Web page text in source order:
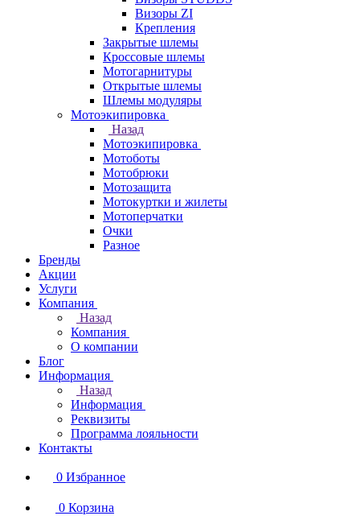
Визоры ZI
Крепления
Закрытые шлемы
Кроссовые шлемы
Мотогарнитуры
Открытые шлемы
Шлемы модуляры
Мотоэкипировка
Назад
Мотоэкипировка
Мотоботы
Мотобрюки
Мотозащита
Мотокуртки и жилеты
Мотоперчатки
Очки
Разное
Бренды
Акции
Услуги
Компания
Назад
Компания
О компании
Блог
Информация
Назад
Информация
Реквизиты
Программа лояльности
Контакты
0 Избранное
0 Корзина